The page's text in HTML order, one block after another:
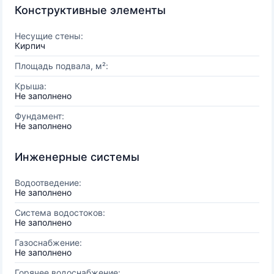
Конструктивные элементы
Несущие стены:
Кирпич
Площадь подвала, м²:
Крыша:
Не заполнено
Фундамент:
Не заполнено
Инженерные системы
Водоотведение:
Не заполнено
Система водостоков:
Не заполнено
Газоснабжение:
Не заполнено